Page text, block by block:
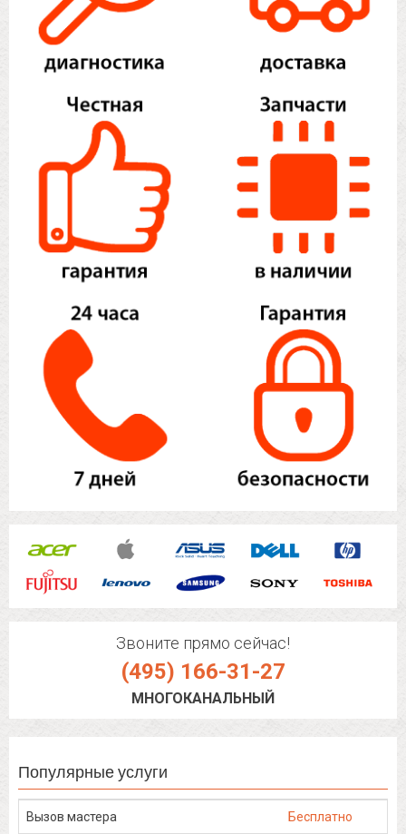
Звоните прямо сейчас!
(495) 166-31-27
МНОГОКАНАЛЬНЫЙ
Популярные услуги
Вызов мастера Бесплатно